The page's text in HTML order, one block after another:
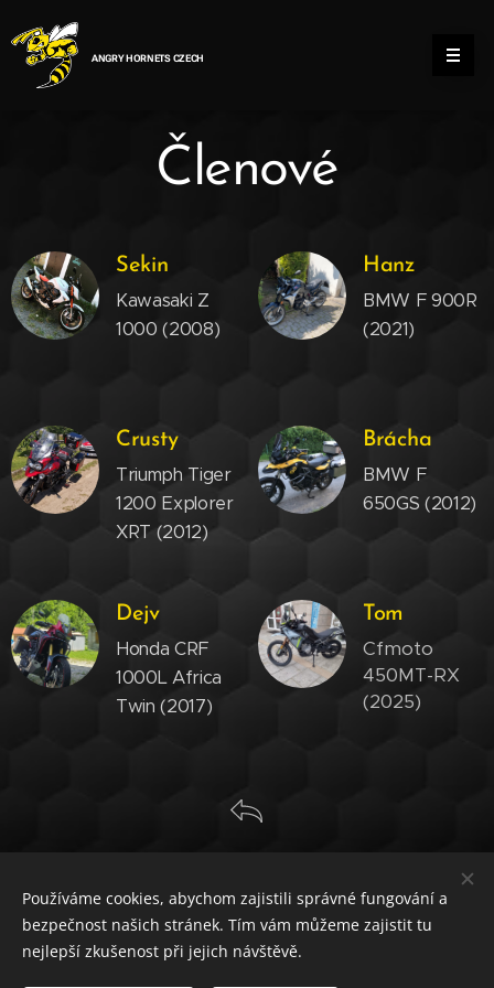
ANGRY HORNETS CZECH
Členové
Sekin
Kawasaki Z
1000 (2008)
Hanz
BMW F 900R
(2021)
Crusty
Triumph Tiger
1200 Explorer
XRT (2012)
Brácha
BMW F
650GS (2012)
Dejv
Honda CRF
1000L Africa
Twin (2017)
Tom
Cfmoto
450MT-RX
(2025)
Používáme cookies, abychom zajistili správné fungování a
bezpečnost našich stránek. Tím vám můžeme zajistit tu
nejlepší zkušenost při jejich návštěvě.